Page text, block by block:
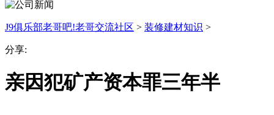
J9俱乐部老哥吧!老哥交流社区 > 装修建材知识 >
分享:
亲因犯矿产资本罪三年半